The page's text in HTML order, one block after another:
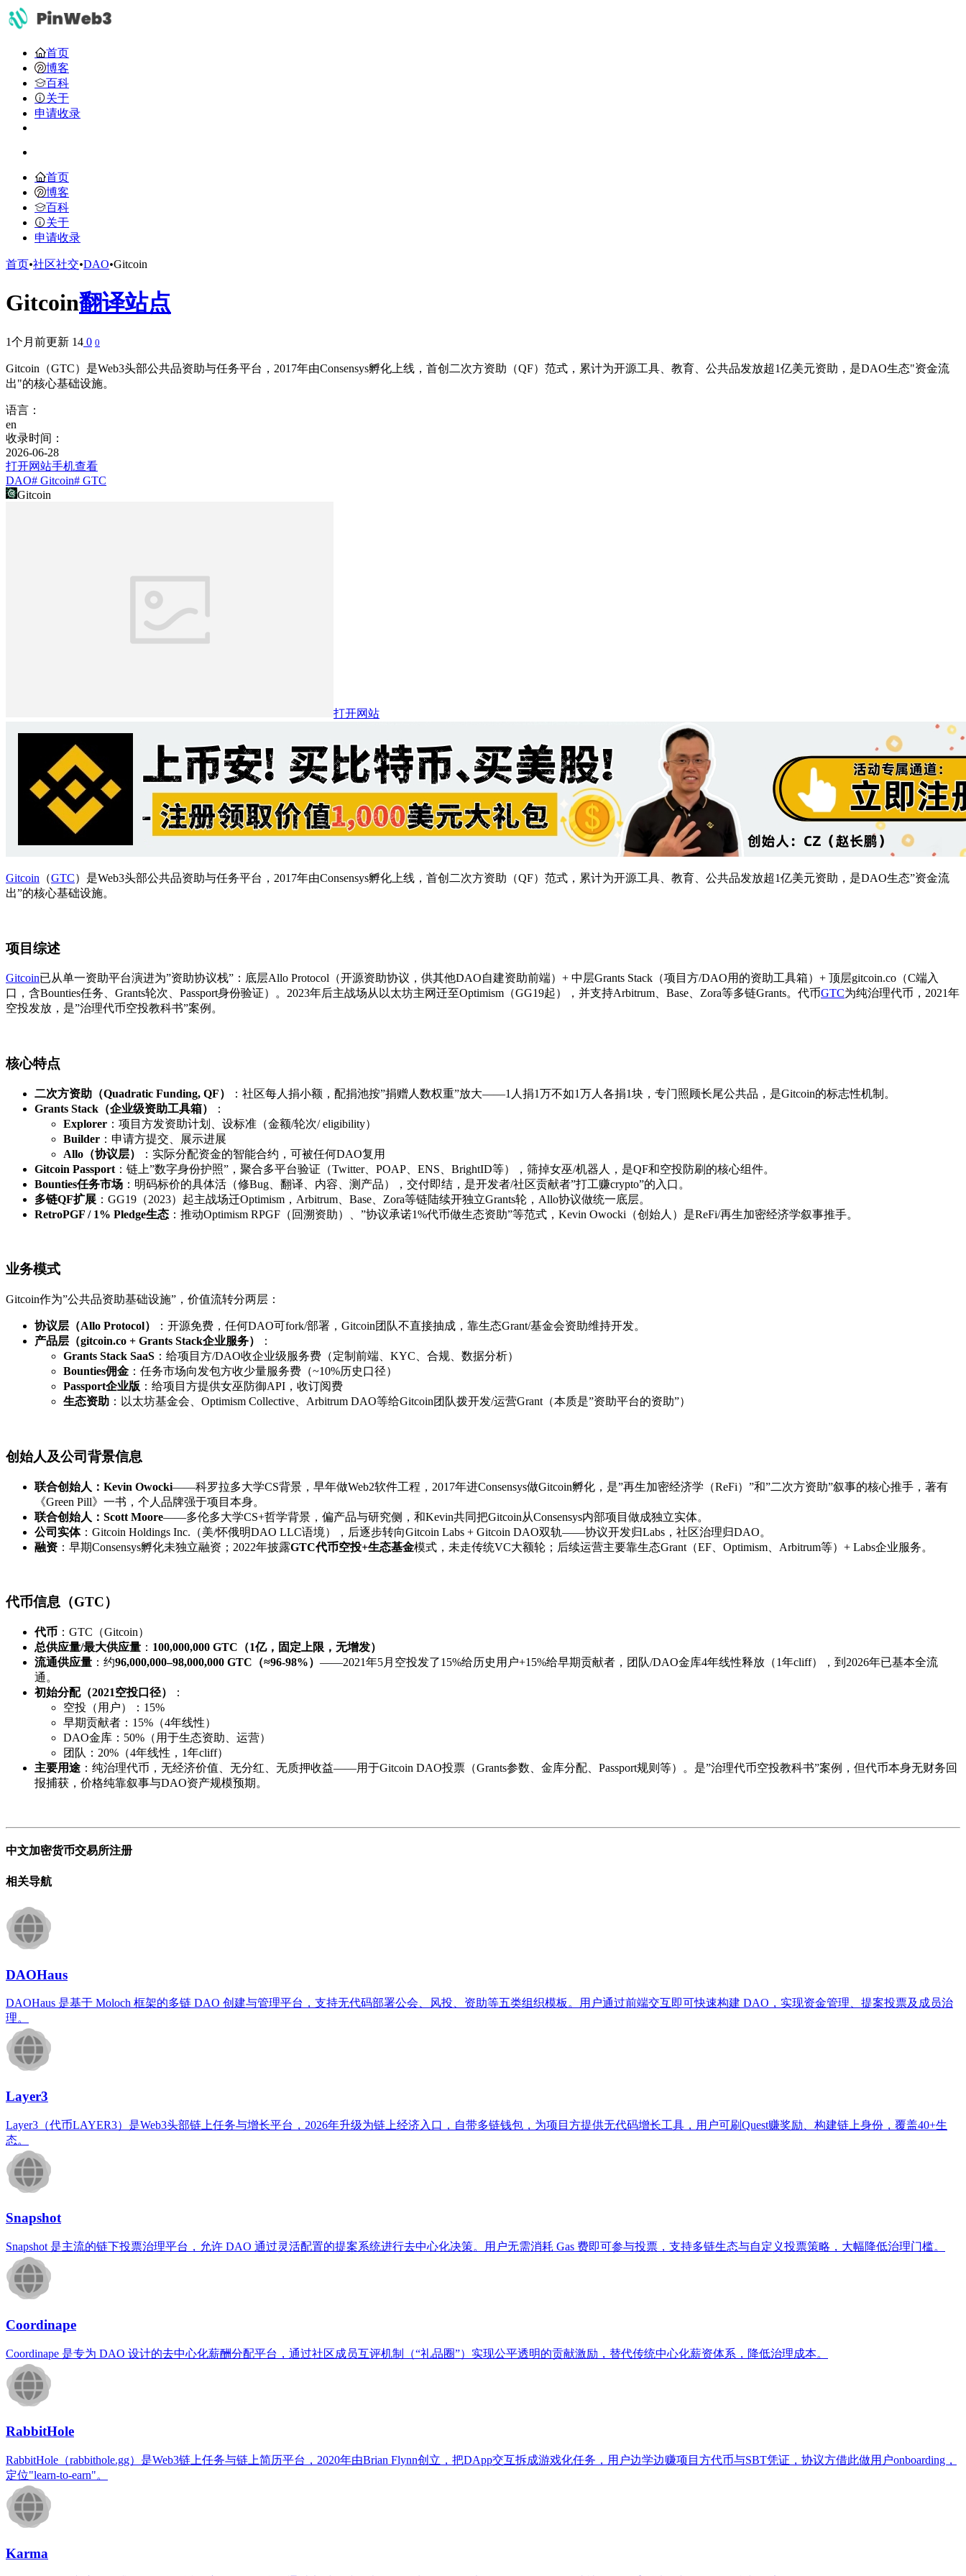
首页
博客
百科
关于
申请收录
首页
博客
百科
关于
申请收录
首页•社区社交•DAO•Gitcoin
Gitcoin翻译站点
1个月前更新 14 0 0
Gitcoin（GTC）是Web3头部公共品资助与任务平台，2017年由Consensys孵化上线，首创二次方资助（QF）范式，累计为开源工具、教育、公共品发放超1亿美元资助，是DAO生态"资金流
出"的核心基础设施。
语言：
en
收录时间：
2026-06-28
打开网站手机查看
DAO# Gitcoin# GTC
Gitcoin
打开网站
Gitcoin （GTC）是Web3头部公共品资助与任务平台，2017年由Consensys孵化上线，首创二次方资助（QF）范式，累计为开源工具、教育、公共品发放超1亿美元资助，是DAO生态”资金流
出”的核心基础设施。
项目综述
Gitcoin已从单一资助平台演进为”资助协议栈”：底层Allo Protocol（开源资助协议，供其他DAO自建资助前端）+ 中层Grants Stack（项目方/DAO用的资助工具箱）+ 顶层gitcoin.co（C端入
口，含Bounties任务、Grants轮次、Passport身份验证）。2023年后主战场从以太坊主网迁至Optimism（GG19起），并支持Arbitrum、Base、Zora等多链Grants。代币GTC为纯治理代币，2021年
空投发放，是”治理代币空投教科书”案例。
核心特点
二次方资助（Quadratic Funding, QF）
：社区每人捐小额，配捐池按”捐赠人数权重”放大——1人捐1万不如1万人各捐1块，专门照顾长尾公共品，是Gitcoin的标志性机制。
Grants Stack（企业级资助工具箱）
：
Explorer ：项目方发资助计划、设标准（金额/轮次/ eligibility）
Builder ：申请方提交、展示进展
Allo（协议层）
：实际分配资金的智能合约，可被任何DAO复用
Gitcoin Passport ：链上”数字身份护照”，聚合多平台验证（Twitter、POAP、ENS、BrightID等），筛掉女巫/机器人，是QF和空投防刷的核心组件。
Bounties任务市场 ：明码标价的具体活（修Bug、翻译、内容、测产品），交付即结，是开发者/社区贡献者”打工赚crypto”的入口。
多链QF扩展 ：GG19（2023）起主战场迁Optimism，Arbitrum、Base、Zora等链陆续开独立Grants轮，Allo协议做统一底层。
RetroPGF / 1% Pledge生态 ：推动Optimism RPGF（回溯资助）、”协议承诺1%代币做生态资助”等范式，Kevin Owocki（创始人）是ReFi/再生加密经济学叙事推手。
业务模式
Gitcoin作为”公共品资助基础设施”，价值流转分两层：
协议层（Allo Protocol）
：开源免费，任何DAO可fork/部署，Gitcoin团队不直接抽成，靠生态Grant/基金会资助维持开发。
产品层（gitcoin.co + Grants Stack企业服务）
：
Grants Stack SaaS ：给项目方/DAO收企业级服务费（定制前端、KYC、合规、数据分析）
Bounties佣金 ：任务市场向发包方收少量服务费（~10%历史口径）
Passport企业版 ：给项目方提供女巫防御API，收订阅费
生态资助 ：以太坊基金会、Optimism Collective、Arbitrum DAO等给Gitcoin团队拨开发/运营Grant（本质是”资助平台的资助”）
创始人及公司背景信息
联合创始人：Kevin Owocki——科罗拉多大学CS背景，早年做Web2软件工程，2017年进Consensys做Gitcoin孵化，是”再生加密经济学（ReFi）”和”二次方资助”叙事的核心推手，著有
《Green Pill》一书，个人品牌强于项目本身。
联合创始人：Scott Moore——多伦多大学CS+哲学背景，偏产品与研究侧，和Kevin共同把Gitcoin从Consensys内部项目做成独立实体。
公司实体：Gitcoin Holdings Inc.（美/怀俄明DAO LLC语境），后逐步转向Gitcoin Labs + Gitcoin DAO双轨——协议开发归Labs，社区治理归DAO。
融资 ：早期Consensys孵化未独立融资；2022年披露GTC代币空投+生态基金模式，未走传统VC大额轮；后续运营主要靠生态Grant（EF、Optimism、Arbitrum等）+ Labs企业服务。
代币信息（GTC）
代币 ：GTC（Gitcoin）
总供应量/最大供应量 ： 100,000,000 GTC（1亿，固定上限，无增发）
流通供应量 ：约96,000,000–98,000,000 GTC（≈96-98%） ——2021年5月空投发了15%给历史用户+15%给早期贡献者，团队/DAO金库4年线性释放（1年cliff），到2026年已基本全流
通。
初始分配（2021空投口径）
：
空投（用户）：15%
早期贡献者：15%（4年线性）
DAO金库：50%（用于生态资助、运营）
团队：20%（4年线性，1年cliff）
主要用途 ：纯治理代币，无经济价值、无分红、无质押收益——用于Gitcoin DAO投票（Grants参数、金库分配、Passport规则等）。是”治理代币空投教科书”案例，但代币本身无财务回
报捕获，价格纯靠叙事与DAO资产规模预期。
中文加密货币交易所注册
相关导航
DAOHaus
DAOHaus 是基于 Moloch 框架的多链 DAO 创建与管理平台，支持无代码部署公会、风投、资助等五类组织模板。用户通过前端交互即可快速构建 DAO，实现资金管理、提案投票及成员治
理。
Layer3
Layer3（代币LAYER3）是Web3头部链上任务与增长平台，2026年升级为链上经济入口，自带多链钱包，为项目方提供无代码增长工具，用户可刷Quest赚奖励、构建链上身份，覆盖40+生
态。
Snapshot
Snapshot 是主流的链下投票治理平台，允许 DAO 通过灵活配置的提案系统进行去中心化决策。用户无需消耗 Gas 费即可参与投票，支持多链生态与自定义投票策略，大幅降低治理门槛。
Coordinape
Coordinape 是专为 DAO 设计的去中心化薪酬分配平台，通过社区成员互评机制（“礼品圈”）实现公平透明的贡献激励，替代传统中心化薪资体系，降低治理成本。
RabbitHole
RabbitHole（rabbithole.gg）是Web3链上任务与链上简历平台，2020年由Brian Flynn创立，把DApp交互拆成游戏化任务，用户边学边赚项目方代币与SBT凭证，协议方借此做用户onboarding，
定位"learn-to-earn"。
Karma